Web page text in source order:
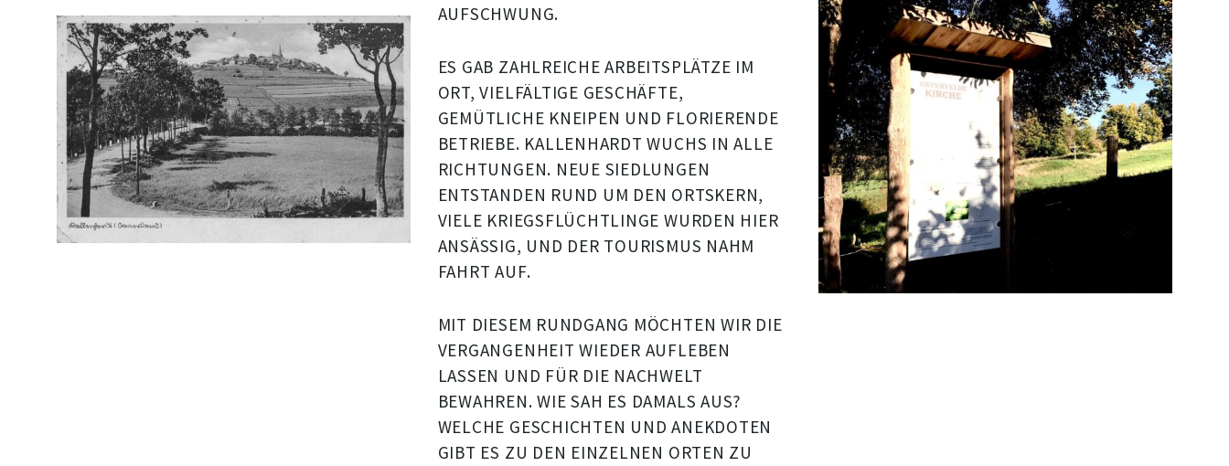
AUFSCHWUNG.
ES GAB ZAHLREICHE ARBEITSPLÄTZE IM
ORT, VIELFÄLTIGE GESCHÄFTE,
GEMÜTLICHE KNEIPEN UND FLORIERENDE
BETRIEBE. KALLENHARDT WUCHS IN ALLE
RICHTUNGEN. NEUE SIEDLUNGEN
ENTSTANDEN RUND UM DEN ORTSKERN,
VIELE KRIEGSFLÜCHTLINGE WURDEN HIER
ANSÄSSIG, UND DER TOURISMUS NAHM
FAHRT AUF.
MIT DIESEM RUNDGANG MÖCHTEN WIR DIE
VERGANGENHEIT WIEDER AUFLEBEN
LASSEN UND FÜR DIE NACHWELT
BEWAHREN. WIE SAH ES DAMALS AUS?
WELCHE GESCHICHTEN UND ANEKDOTEN
GIBT ES ZU DEN EINZELNEN ORTEN ZU